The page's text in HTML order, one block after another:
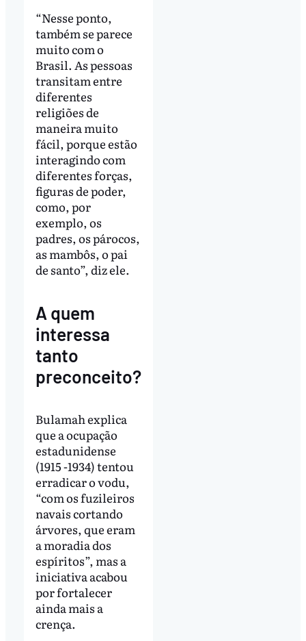
“Nesse ponto,
também se parece
muito com o
Brasil. As pessoas
transitam entre
diferentes
religiões de
maneira muito
fácil, porque estão
interagindo com
diferentes forças,
figuras de poder,
como, por
exemplo, os
padres, os párocos,
as mambôs, o pai
de santo”, diz ele.
A quem
interessa
tanto
preconceito?
Bulamah explica
que a ocupação
estadunidense
(1915 -1934) tentou
erradicar o vodu,
“com os fuzileiros
navais cortando
árvores, que eram
a moradia dos
espíritos”, mas a
iniciativa acabou
por fortalecer
ainda mais a
crença.